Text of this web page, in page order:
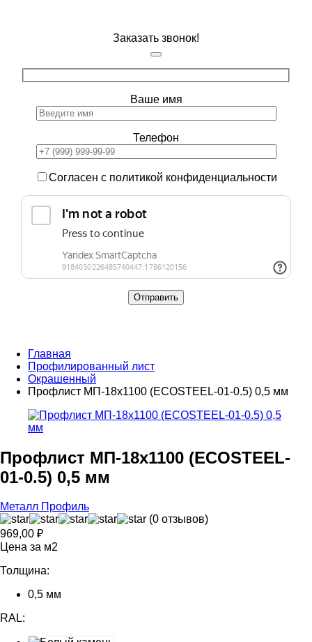
Заказать звонок!
Ваше имя
Телефон
Согласен с политикой конфиденциальности
Главная
Профилированный лист
Окрашенный
Профлист МП-18х1100 (ECOSTEEL-01-0.5) 0,5 мм
Профлист МП-18х1100 (ECOSTEEL-
01-0.5) 0,5 мм
Металл Профиль
(0 отзывов)
969,00 ₽
Цена за м2
Толщина:
0,5 мм
RAL: